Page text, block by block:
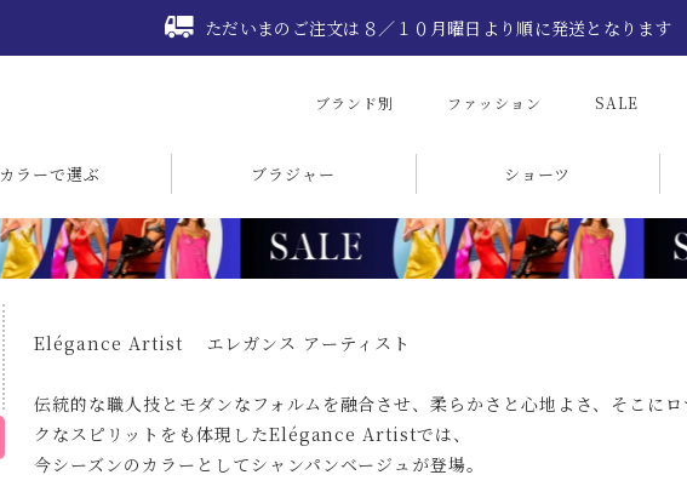
ただいまのご注文は８／１０月曜日より順に発送となります
ブランド別 ファッション SALE
カラーで選ぶ ブラジャー ショーツ
Elégance Artist エレガンス アーティスト
伝統的な職人技とモダンなフォルムを融合させ、柔らかさと心地よさ、そこに
クなスピリットをも体現したElégance Artistでは、
今シーズンのカラーとしてシャンパンベージュが登場。